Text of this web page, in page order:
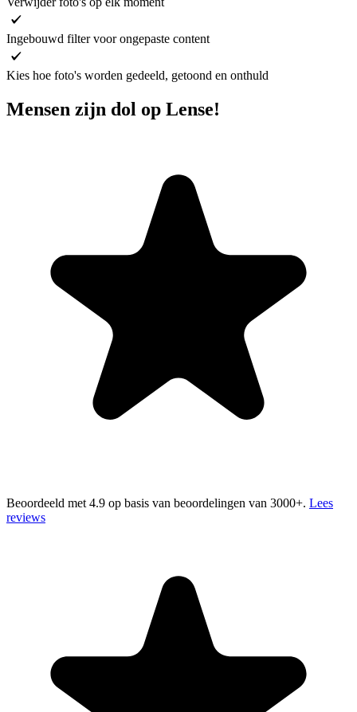
Ingebouwd filter voor ongepaste content
Kies hoe foto's worden gedeeld, getoond en onthuld
Mensen zijn dol op Lense!
Beoordeeld met 4.9 op basis van beoordelingen van 3000+. Lees
reviews